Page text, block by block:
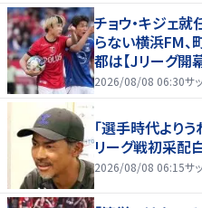
チョウ・キジェ
らない横浜FM、
都は【Jリーグ開
2026/08/08 06:30サ
「選手時代より
リーグ戦初采配
2026/08/08 06:15サ